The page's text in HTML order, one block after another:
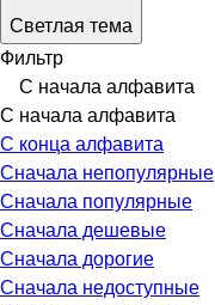
Светлая тема
Фильтр
С начала алфавита
С начала алфавита
С конца алфавита
Сначала непопулярные
Сначала популярные
Сначала дешевые
Сначала дорогие
Сначала недоступные